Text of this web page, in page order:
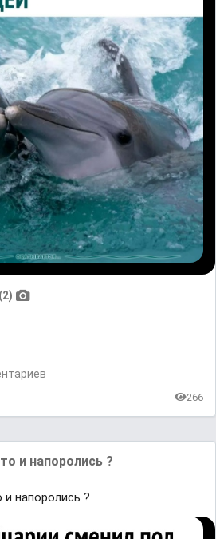
266
и напоролись ?
напоролись ?